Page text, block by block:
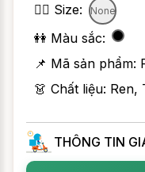
👯‍♀️ Size: None
👭 Màu sắc:
📌 Mã sản phẩm:
👗 Chất liệu: Ren,
THÔNG TIN